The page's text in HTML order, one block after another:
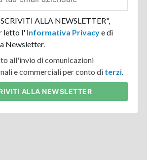
ALLA NEWSLETTER",
letto l' Informativa Privacye di
Newsletter.
all'invio di comunicazioni
e commerciali per conto di terzi.
ALLA NEWSLETTER